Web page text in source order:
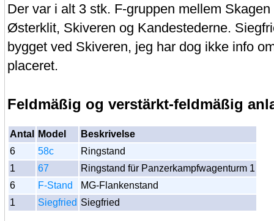
Der var i alt 3 stk. F-gruppen mellem
Østerklit, Skiveren og Kandestederne.
bygget ved Skiveren, jeg har dog ikke info
placeret.
Feldmäßig og verstärkt-feldmäßig
Antal Model
Beskrivelse
6
58c
Ringstand
1
67
Ringstand für Panzerkampfwagenturm 1
6
F-Stand
MG-Flankenstand
1
Siegfried Siegfried